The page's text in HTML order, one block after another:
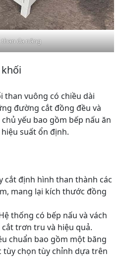
than đa năng
than vuông có chiều dài
đường cắt đồng đều và
yếu bao gồm bếp nấu ăn
suất ổn định.
cắt định hình than thành các
mang lại kích thước đồng
thống có bếp nấu và vách
trơn tru và hiệu quả.
chuẩn bao gồm một băng
tùy chọn tùy chỉnh dựa trên